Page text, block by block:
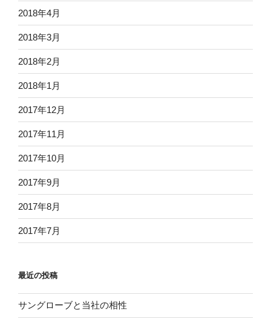
2018年4月
2018年3月
2018年2月
2018年1月
2017年12月
2017年11月
2017年10月
2017年9月
2017年8月
2017年7月
最近の投稿
サングローブと当社の相性